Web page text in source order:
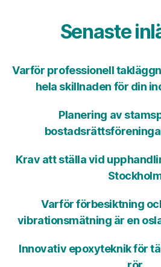
Senaste
Varför professionell
hela skillnaden för din
Planering av
Krav att ställa vid
Varför förbesiktning
vibrationsmätning är en
Innovativ epoxyteknik för